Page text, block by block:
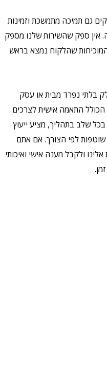
תמיכה מתמשכת וזמינות
שהשירות שלנו מספק
שהלקוח נמצא בראש
נפרד מבית או עסק
התאמה אישית לצרכים
בתהליך, מציע ייעוץ
לפי הצורך. אם אתם
מענה אישי ואיכותי